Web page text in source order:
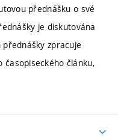
přednášku o své
je diskutována
zpracuje
článku,